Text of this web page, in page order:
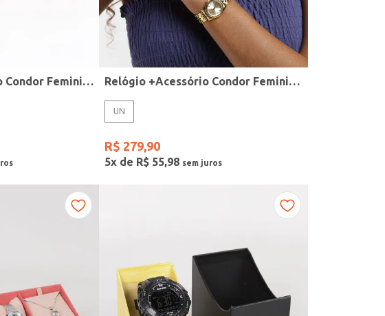
Relógio + Acessório Condor Feminino PRATA Relógio +Acessório Condor Feminino DOURADO
UN
R$ 279,90
5x de R$ 55,98